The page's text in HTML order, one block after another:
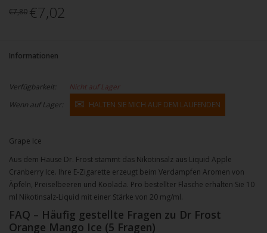
€7,80 €7,02
Informationen
Verfügbarkeit:
Nicht auf Lager
Wenn auf Lager:
HALTEN SIE MICH AUF DEM LAUFENDEN
Grape Ice
Aus dem Hause Dr. Frost stammt das Nikotinsalz aus Liquid Apple
Cranberry Ice. Ihre E-Zigarette erzeugt beim Verdampfen Aromen von
Äpfeln, Preiselbeeren und Koolada. Pro bestellter Flasche erhalten Sie 10
ml Nikotinsalz-Liquid mit einer Stärke von 20 mg/ml.
FAQ – Häufig gestellte Fragen zu Dr Frost
Orange Mango Ice (5 Fragen)